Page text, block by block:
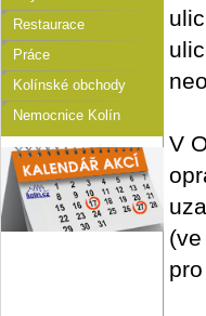
Restaurace
Práce
Kolínské obchody
Nemocnice Kolín
V